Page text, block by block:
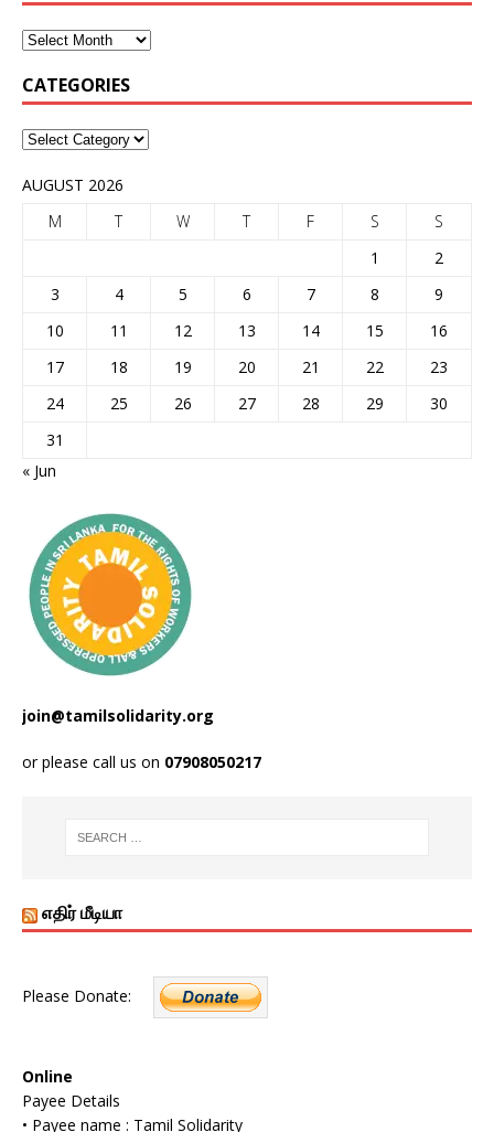
CATEGORIES
AUGUST 2026
M
T W T F S
S
1
2
3
4 5 6 7 8
9
10
11 12 13 14 15
16
17
18 19 20 21 22
23
24
25 26 27 28 29
30
31
« Jun
join@tamilsolidarity.org
or please call us on 07908050217
எதிர் மீடியா
Please Donate:
Online
Payee Details
• Payee name : Tamil Solidarity